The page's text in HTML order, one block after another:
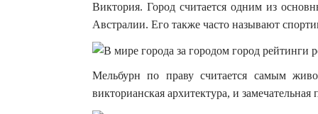
Виктория. Город считается одним из
Австралии. Его также часто называют
Мельбурн по праву считается самым
викторианская архитектура, и замечательная